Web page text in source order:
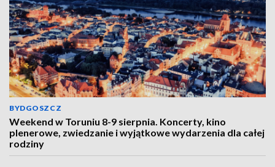
BYDGOSZCZ
Weekend w Toruniu 8-9 sierpnia. Koncerty, kino
plenerowe, zwiedzanie i wyjątkowe wydarzenia dla całej
rodziny